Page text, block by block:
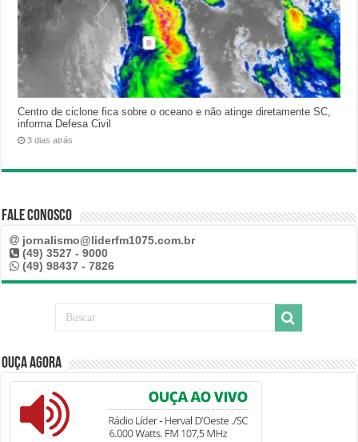
Centro de ciclone fica sobre o oceano e não atinge diretamente SC,
informa Defesa Civil
3 dias atrás
Fale Conosco
jornalismo@liderfm1075.com.br
(49) 3527 - 9000
(49) 98437 - 7826
Ouça Agora